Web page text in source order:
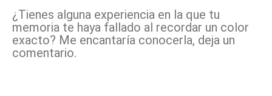
¿Tienes alguna experiencia en la que tu
memoria te haya fallado al recordar un color
exacto? Me encantaría conocerla, deja un
comentario.